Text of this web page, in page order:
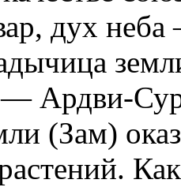
дух
— Ардви-
(Зам)